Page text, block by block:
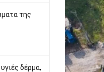
της
δέρμα,